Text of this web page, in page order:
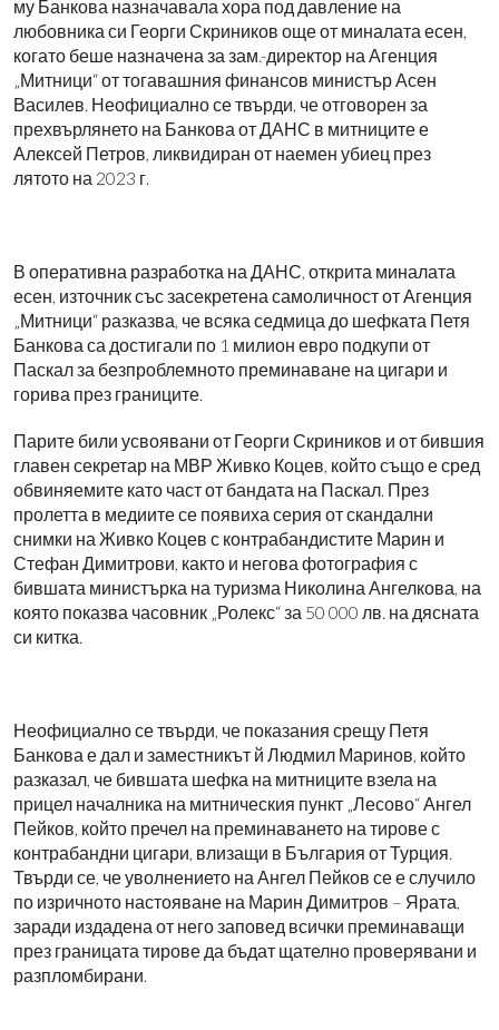
му Банкова назначавала хора под давление на
любовника си Георги Скриников още от миналата есен,
когато беше назначена за зам.-директор на Агенция
„Митници“ от тогавашния финансов министър Асен
Василев. Неофициално се твърди, че отговорен за
прехвърлянето на Банкова от ДАНС в митниците е
Алексей Петров, ликвидиран от наемен убиец през
лятото на 2023 г.
В оперативна разработка на ДАНС, открита миналата
есен, източник със засекретена самоличност от Агенция
„Митници“ разказва, че всяка седмица до шефката Петя
Банкова са достигали по 1 милион евро подкупи от
Паскал за безпроблемното преминаване на цигари и
горива през границите.
Парите били усвоявани от Георги Скриников и от бившия
главен секретар на МВР Живко Коцев, който също е сред
обвиняемите като част от бандата на Паскал. През
пролетта в медиите се появиха серия от скандални
снимки на Живко Коцев с контрабандистите Марин и
Стефан Димитрови, както и негова фотография с
бившата министърка на туризма Николина Ангелкова, на
която показва часовник „Ролекс“ за 50 000 лв. на дясната
си китка.
Неофициално се твърди, че показания срещу Петя
Банкова е дал и заместникът й Людмил Маринов, който
разказал, че бившата шефка на митниците взела на
прицел началника на митническия пункт „Лесово“ Ангел
Пейков, който пречел на преминаването на тирове с
контрабандни цигари, влизащи в България от Турция.
Твърди се, че уволнението на Ангел Пейков се е случило
по изричното настояване на Марин Димитров – Ярата,
заради издадена от него заповед всички преминаващи
през границата тирове да бъдат щателно проверявани и
разпломбирани.